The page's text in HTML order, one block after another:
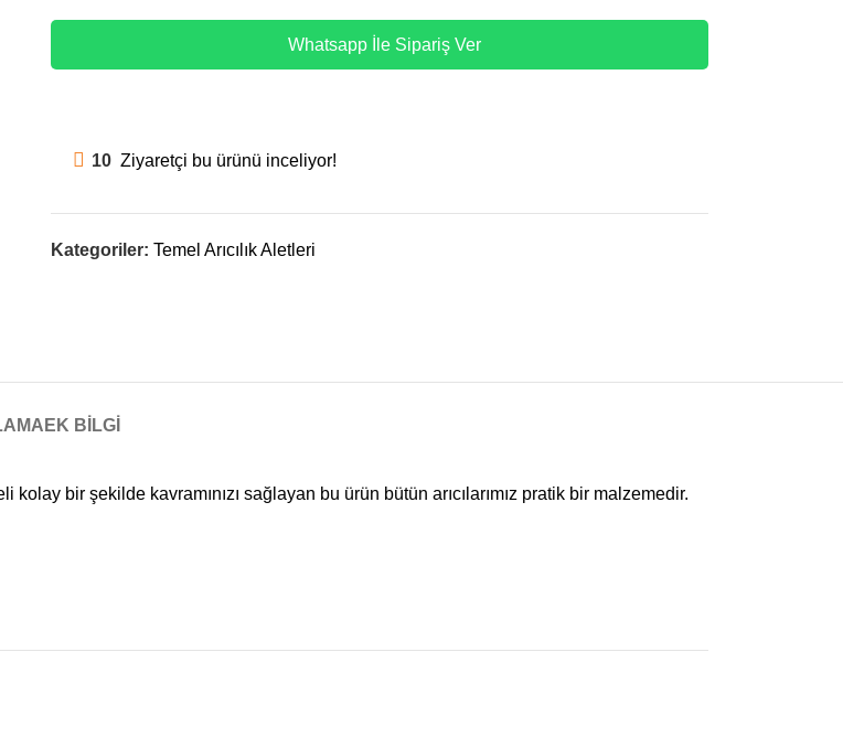
Whatsapp İle Sipariş Ver
10 Ziyaretçi bu ürünü inceliyor!
Kategoriler: Temel Arıcılık Aletleri
EK BILGI
bir şekilde kavramınızı sağlayan bu ürün bütün arıcılarımız pratik bir malzemedir.